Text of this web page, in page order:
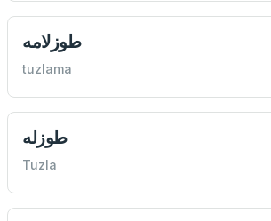
طوزلامه
tuzlama
طوزله
Tuzla